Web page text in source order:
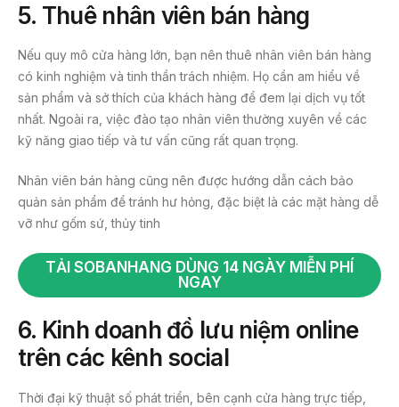
5. Thuê nhân viên bán hàng
Nếu quy mô cửa hàng lớn, bạn nên thuê nhân viên bán hàng
có kinh nghiệm và tinh thần trách nhiệm. Họ cần am hiểu về
sản phẩm và sở thích của khách hàng để đem lại dịch vụ tốt
nhất. Ngoài ra, việc đào tạo nhân viên thường xuyên về các
kỹ năng giao tiếp và tư vấn cũng rất quan trọng.
Nhân viên bán hàng cũng nên được hướng dẫn cách bảo
quản sản phẩm để tránh hư hỏng, đặc biệt là các mặt hàng dễ
vỡ như gốm sứ, thủy tinh
TẢI SOBANHANG DÙNG 14 NGÀY MIỄN PHÍ
NGAY
6. Kinh doanh đồ lưu niệm online
trên các kênh social
Thời đại kỹ thuật số phát triển, bên cạnh cửa hàng trực tiếp,